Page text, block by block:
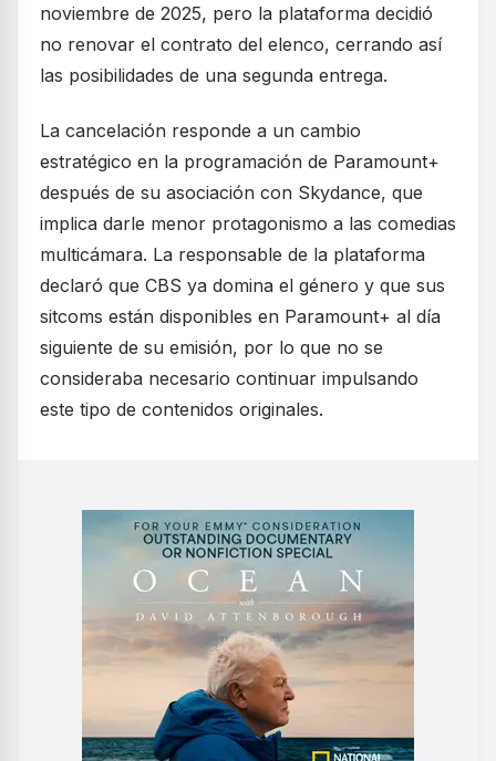
noviembre de 2025, pero la plataforma decidió
no renovar el contrato del elenco, cerrando así
las posibilidades de una segunda entrega.
La cancelación responde a un cambio
estratégico en la programación de Paramount+
después de su asociación con Skydance, que
implica darle menor protagonismo a las comedias
multicámara. La responsable de la plataforma
declaró que CBS ya domina el género y que sus
sitcoms están disponibles en Paramount+ al día
siguiente de su emisión, por lo que no se
consideraba necesario continuar impulsando
este tipo de contenidos originales.